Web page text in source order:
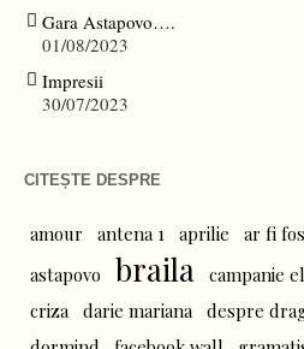
Gara Astapovo….
01/08/2023
Impresii
30/07/2023
CITEȘTE DESPRE
amour antena 1 aprilie ar fi
astapovo
braila campanie
criza darie mariana despre